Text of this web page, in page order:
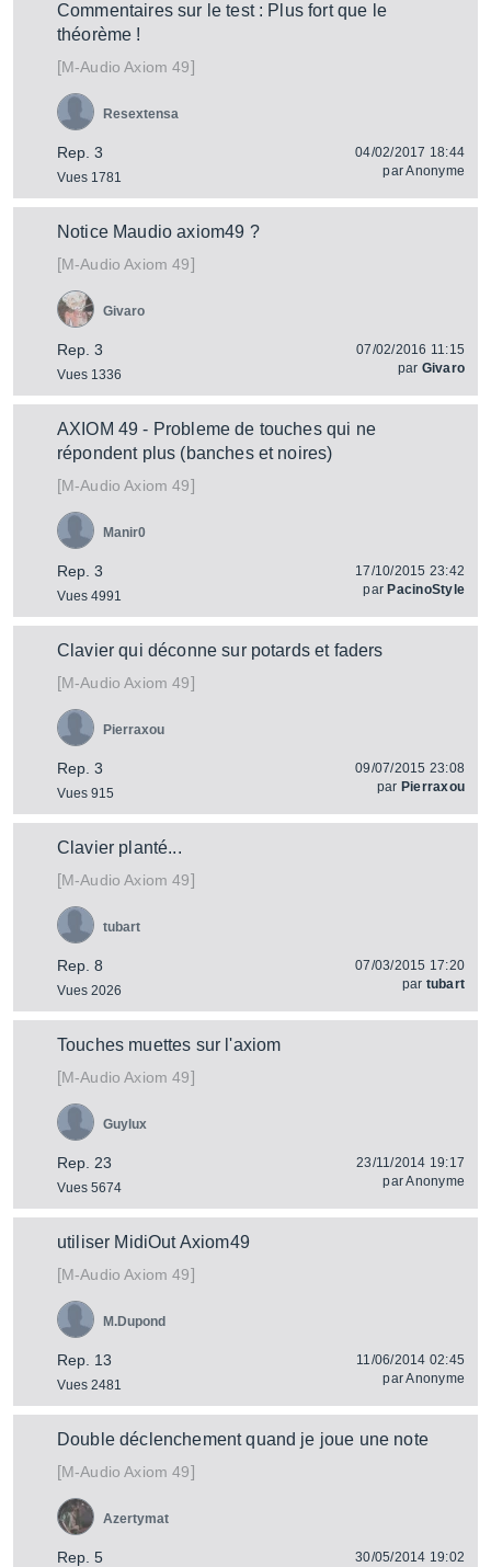
Commentaires sur le test : Plus fort que le
théorème !
[M-Audio Axiom 49]
Rep. 3
Vues 1781
Resextensa
04/02/2017 18:44
parAnonyme
Notice Maudio axiom49 ?
[M-Audio Axiom 49]
Rep. 3
Vues 1336
Givaro
07/02/2016 11:15
par Givaro
AXIOM 49 - Probleme de touches qui ne
répondent plus (banches et noires)
[M-Audio Axiom 49]
Rep. 3
Vues 4991
Manir0
17/10/2015 23:42
par PacinoStyle
Clavier qui déconne sur potards et faders
[M-Audio Axiom 49]
Rep. 3
Vues 915
Pierraxou
09/07/2015 23:08
par Pierraxou
Clavier planté...
[M-Audio Axiom 49]
Rep. 8
Vues 2026
tubart
07/03/2015 17:20
par tubart
Touches muettes sur l'axiom
[M-Audio Axiom 49]
Rep. 23
Vues 5674
Guylux
23/11/2014 19:17
parAnonyme
utiliser MidiOut Axiom49
[M-Audio Axiom 49]
Rep. 13
Vues 2481
M.Dupond
11/06/2014 02:45
parAnonyme
Double déclenchement quand je joue une note
[M-Audio Axiom 49]
Rep. 5
Azertymat
30/05/2014 19:02